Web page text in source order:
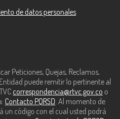
de datos personales
Peticiones, Quejas, Reclamos,
puede remitir lo pertinente al
correspondencia@rtvc.gov.co o
Contacto PQRSD. Al momento de
un código con el cual usted podrá